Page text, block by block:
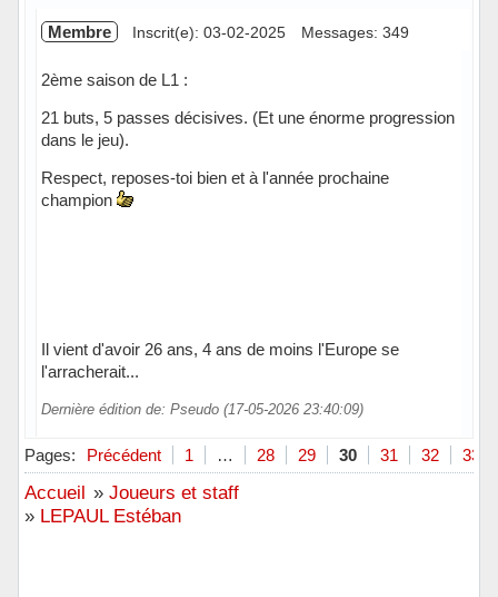
Membre Inscrit(e): 03-02-2025 Messages: 349
2ème saison de L1 :
21 buts, 5 passes décisives. (Et une énorme progression
dans le jeu).
Respect, reposes-toi bien et à l'année prochaine
champion
Il vient d'avoir 26 ans, 4 ans de moins l'Europe se
l'arracherait...
Dernière édition de: Pseudo (17-05-2026 23:40:09)
Hors ligne
Pages: Précédent 1 … 28 29 30 31 32 33
Accueil » Joueurs et staff
» LEPAUL Estéban